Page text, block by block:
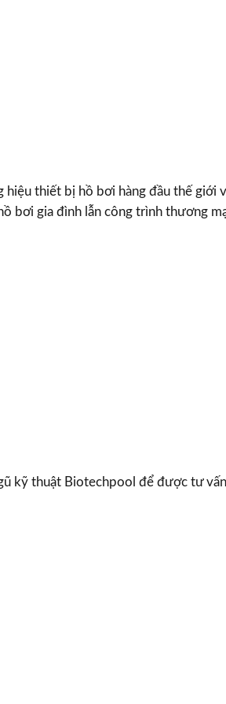
hiệu thiết bị hồ bơi hàng đầu thế giới
bơi gia đình lẫn công trình thương
kỹ thuật Biotechpool để được tư